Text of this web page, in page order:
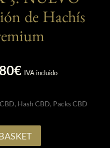
de Hachís
€El
es:
30,80€.
IVA incluido
, Hash CBD, Packs CBD